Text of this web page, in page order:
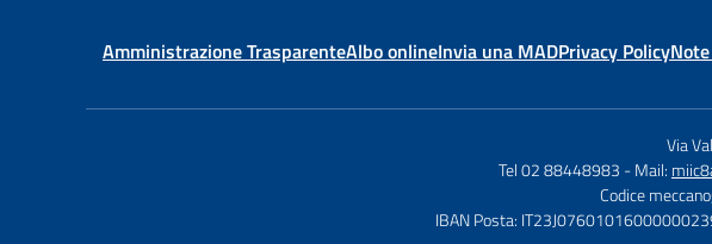
Amministrazione TrasparenteAlbo onlineInvia una MADPrivacy Policy
Via
Tel 02 88448983 - Mail:
Codice
IBAN Posta: